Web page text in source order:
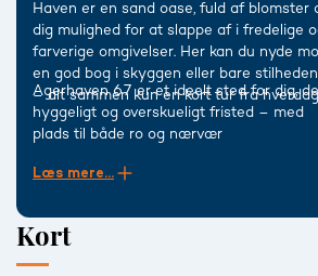
Haven er en sand oase, fuld af blomster
dig mulighed for at slappe af i fredelige
farverige omgivelser. Her kan du nyde
en god bog i skyggen eller bare stilheden
– alt sammen kun en kort tur fra
Agerhaven 67 er et ideelt sted for dig,
hyggeligt og overskueligt fristed – med
plads til både ro og nærvær
Læs mere...
Kort